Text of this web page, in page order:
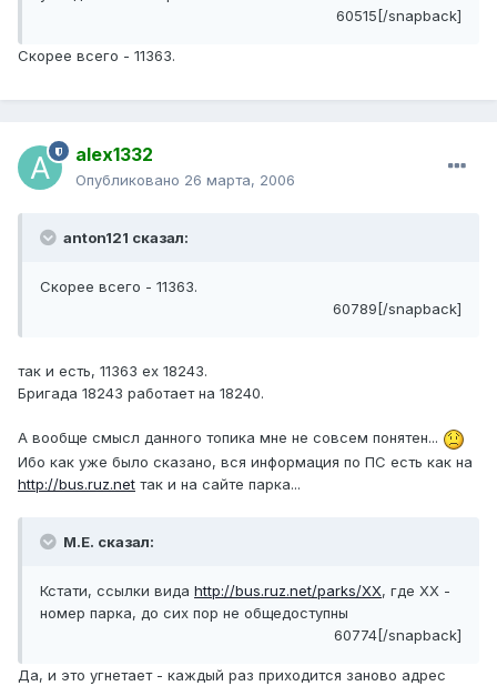
60515[/snapback]
Скорее всего - 11363.
alex1332
Опубликовано 26 марта, 2006
anton121 сказал:
Скорее всего - 11363.
60789[/snapback]
так и есть, 11363 ех 18243.
Бригада 18243 работает на 18240.
А вообще смысл данного топика мне не совсем понятен...
Ибо как уже было сказано, вся информация по ПС есть как на
http://bus.ruz.net так и на сайте парка...
М.Е. сказал:
Кстати, ссылки вида http://bus.ruz.net/parks/XX, где XX -
номер парка, до сих пор не общедоступны
60774[/snapback]
Да, и это угнетает - каждый раз приходится заново адрес